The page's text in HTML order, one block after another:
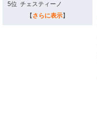
5位 チェスティーノ
【 さらに表示】